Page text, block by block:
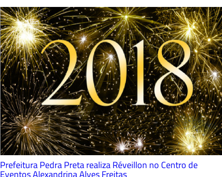
Prefeitura Pedra Preta realiza Réveillon no Centro de
Eventos Alexandrina Alves Freitas